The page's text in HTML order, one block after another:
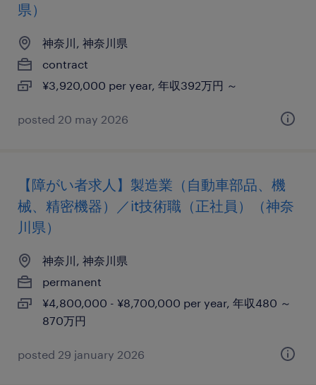
県）
神奈川, 神奈川県
contract
¥3,920,000 per year, 年収392万円 ～
posted 20 may 2026
【障がい者求人】製造業（自動車部品、機
械、精密機器）／it技術職（正社員）（神奈
川県）
神奈川, 神奈川県
permanent
¥4,800,000 - ¥8,700,000 per year, 年収480 ～
870万円
posted 29 january 2026